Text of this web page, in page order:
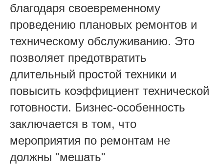
благодаря своевременному
проведению плановых ремонтов и
техническому обслуживанию. Это
позволяет предотвратить
длительный простой техники и
повысить коэффициент технической
готовности. Бизнес-особенность
заключается в том, что
мероприятия по ремонтам не
должны "мешать"